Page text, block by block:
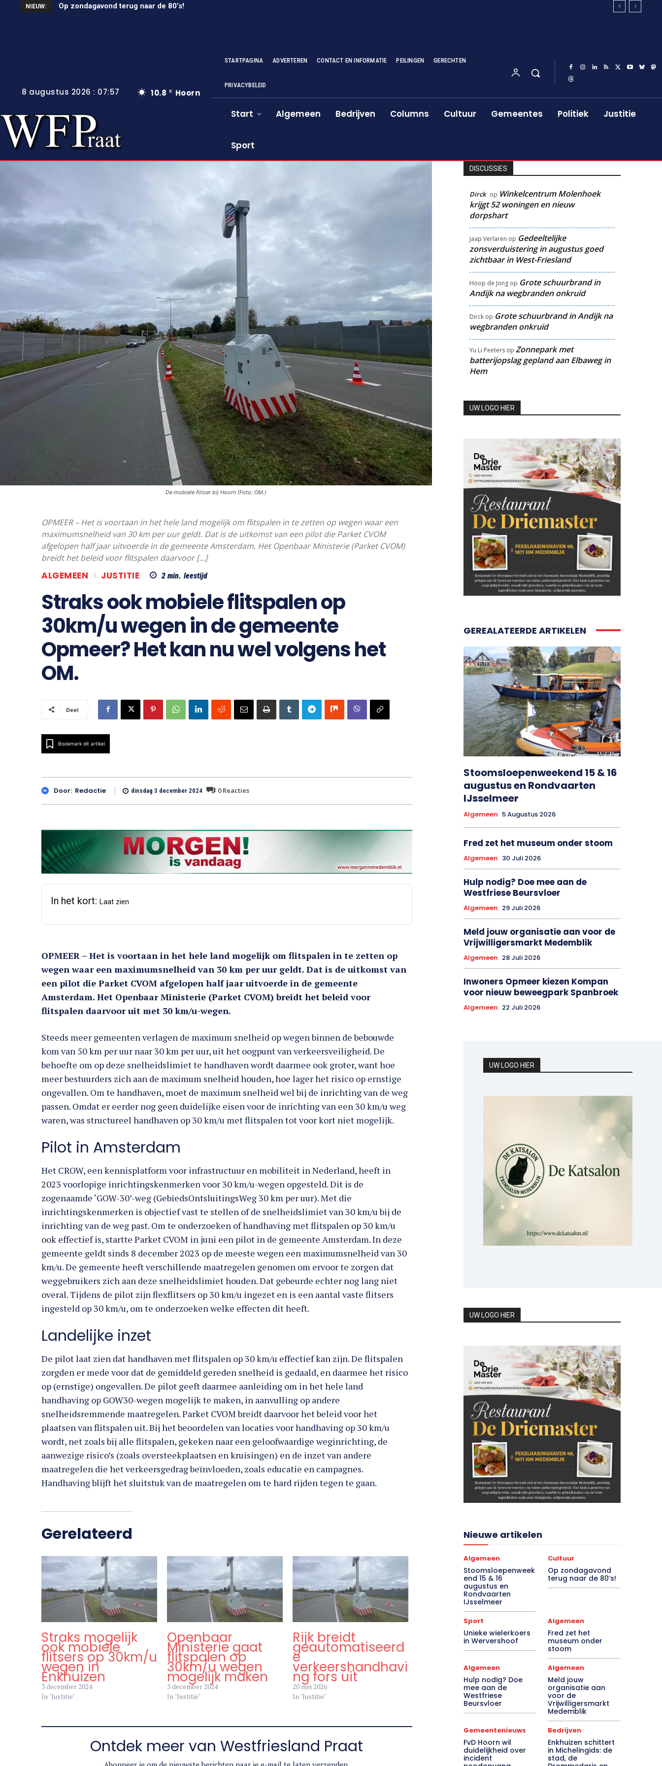
NIEUW: Op zondagavond terug naar de 80’s!
Unieke wielerkoers in Wervershoof
10.8 C Hoorn
8 augustus 2026 : 07:57
STARTPAGINA ADVERTEREN CONTACT EN INFORMATIE PEILINGEN GERECHTEN
PRIVACYBELEID
Start Algemeen Bedrijven Columns Cultuur Gemeentes Politiek Justitie
Sport
De mobiele flitser bij Hoorn (Foto: OM.)
OPMEER – Het is voortaan in het hele land mogelijk om flitspalen in te zetten op wegen waar een
maximumsnelheid van 30 km per uur geldt. Dat is de uitkomst van een pilot die Parket CVOM
afgelopen half jaar uitvoerde in de gemeente Amsterdam. Het Openbaar Ministerie (Parket CVOM)
breidt het beleid voor flitspalen daarvoor […]
ALGEMEEN JUSTITIE 2 min. leestijd
Straks ook mobiele flitspalen op
30km/u wegen in de gemeente
Opmeer? Het kan nu wel volgens het
OM.
Deel
Bookmark dit artikel
Door: Redactie dinsdag 3 december 2024 0Reacties
In het kort: Laat zien
OPMEER – Het is voortaan in het hele land mogelijk om flitspalen in te zetten op
wegen waar een maximumsnelheid van 30 km per uur geldt. Dat is de uitkomst van
een pilot die Parket CVOM afgelopen half jaar uitvoerde in de gemeente
Amsterdam. Het Openbaar Ministerie (Parket CVOM) breidt het beleid voor
flitspalen daarvoor uit met 30 km/u-wegen.
Steeds meer gemeenten verlagen de maximum snelheid op wegen binnen de bebouwde
kom van 50 km per uur naar 30 km per uur, uit het oogpunt van verkeersveiligheid. De
behoefte om op deze snelheidslimiet te handhaven wordt daarmee ook groter, want hoe
meer bestuurders zich aan de maximum snelheid houden, hoe lager het risico op ernstige
ongevallen. Om te handhaven, moet de maximum snelheid wel bij de inrichting van de weg
passen. Omdat er eerder nog geen duidelijke eisen voor de inrichting van een 30 km/u weg
waren, was structureel handhaven op 30 km/u met flitspalen tot voor kort niet mogelijk.
Pilot in Amsterdam
Het CROW, een kennisplatform voor infrastructuur en mobiliteit in Nederland, heeft in
2023 voorlopige inrichtingskenmerken voor 30 km/u-wegen opgesteld. Dit is de
zogenaamde ‘GOW-30’-weg (GebiedsOntsluitingsWeg 30 km per uur). Met die
inrichtingskenmerken is objectief vast te stellen of de snelheidslimiet van 30 km/u bij de
inrichting van de weg past. Om te onderzoeken of handhaving met flitspalen op 30 km/u
ook effectief is, startte Parket CVOM in juni een pilot in de gemeente Amsterdam. In deze
gemeente geldt sinds 8 december 2023 op de meeste wegen een maximumsnelheid van 30
km/u. De gemeente heeft verschillende maatregelen genomen om ervoor te zorgen dat
weggebruikers zich aan deze snelheidslimiet houden. Dat gebeurde echter nog lang niet
overal. Tijdens de pilot zijn flexflitsers op 30 km/u ingezet en is een aantal vaste flitsers
ingesteld op 30 km/u, om te onderzoeken welke effecten dit heeft.
Landelijke inzet
De pilot laat zien dat handhaven met flitspalen op 30 km/u effectief kan zijn. De flitspalen
zorgden er mede voor dat de gemiddeld gereden snelheid is gedaald, en daarmee het risico
op (ernstige) ongevallen. De pilot geeft daarmee aanleiding om in het hele land
handhaving op GOW30-wegen mogelijk te maken, in aanvulling op andere
snelheidsremmende maatregelen. Parket CVOM breidt daarvoor het beleid voor het
plaatsen van flitspalen uit. Bij het beoordelen van locaties voor handhaving op 30 km/u
wordt, net zoals bij alle flitspalen, gekeken naar een geloofwaardige weginrichting, de
aanwezige risico’s (zoals oversteekplaatsen en kruisingen) en de inzet van andere
maatregelen die het verkeersgedrag beïnvloeden, zoals educatie en campagnes.
Handhaving blijft het sluitstuk van de maatregelen om te hard rijden tegen te gaan.
Gerelateerd
Straks mogelijk
ook mobiele
flitsers op 30km/u
wegen in
Enkhuizen
3 december 2024
In "Justitie"
Openbaar
Ministerie gaat
flitspalen op
30km/u wegen
mogelijk maken
3 december 2024
In "Justitie"
Rijk breidt
geautomatiseerd
e
verkeershandhavi
ng fors uit
20 mei 2026
In "Justitie"
Ontdek meer van Westfriesland Praat
DISCUSSIES
Dirck op Winkelcentrum Molenhoek
krijgt 52 woningen en nieuw
dorpshart
Jaap Verlaren op Gedeeltelijke
zonsverduistering in augustus goed
zichtbaar in West-Friesland
Hoop de Jongop Grote schuurbrand in
Andijk na wegbranden onkruid
Dirckop Grote schuurbrand in Andijk na
wegbranden onkruid
Yu Li Peetersop Zonnepark met
batterijopslag gepland aan Elbaweg in
Hem
UW LOGO HIER
GEREALATEERDE ARTIKELEN
Stoomsloepenweekend 15 & 16
augustus en Rondvaarten
IJsselmeer
Algemeen 5 Augustus 2026
Fred zet het museum onder stoom
Algemeen 30 Juli 2026
Hulp nodig? Doe mee aan de
Westfriese Beursvloer
Algemeen 29 Juli 2026
Meld jouw organisatie aan voor de
Vrijwilligersmarkt Medemblik
Algemeen 28 Juli 2026
Inwoners Opmeer kiezen Kompan
voor nieuw beweegpark Spanbroek
Algemeen 22 Juli 2026
UW LOGO HIER
UW LOGO HIER
Nieuwe artikelen
Algemeen
Stoomsloepenweek
end 15 & 16
augustus en
Rondvaarten
IJsselmeer
Cultuur
Op zondagavond
terug naar de 80’s!
Sport
Unieke wielerkoers
in Wervershoof
Algemeen
Fred zet het
museum onder
stoom
Algemeen
Hulp nodig? Doe
mee aan de
Westfriese
Beursvloer
Algemeen
Meld jouw
organisatie aan
voor de
Vrijwilligersmarkt
Medemblik
Gemeentenieuws
FvD Hoorn wil
duidelijkheid over
incident
Bedrijven
Enkhuizen schittert
in Michelingids: de
stad, de